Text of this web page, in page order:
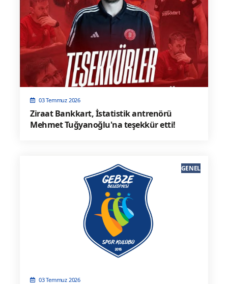
03 Temmuz 2026
Ziraat Bankkart, İstatistik antrenörü
Mehmet Tuğyanoğlu'na teşekkür etti!
03 Temmuz 2026
GENEL